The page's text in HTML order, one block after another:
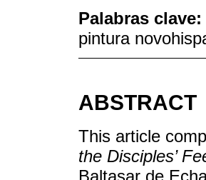
Palabras clave:
pintura
ABSTRACT
This article
the Disciples’
Baltasar de